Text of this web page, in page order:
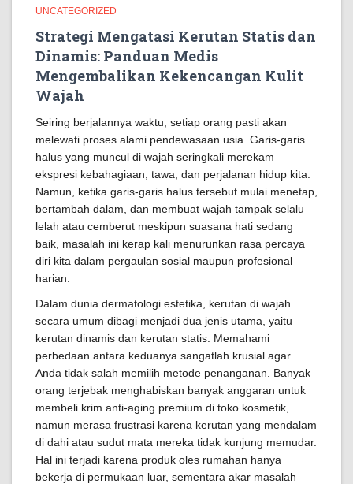
UNCATEGORIZED
Strategi Mengatasi Kerutan Statis dan
Dinamis: Panduan Medis
Mengembalikan Kekencangan Kulit
Wajah
Seiring berjalannya waktu, setiap orang pasti akan
melewati proses alami pendewasaan usia. Garis-garis
halus yang muncul di wajah seringkali merekam
ekspresi kebahagiaan, tawa, dan perjalanan hidup kita.
Namun, ketika garis-garis halus tersebut mulai menetap,
bertambah dalam, dan membuat wajah tampak selalu
lelah atau cemberut meskipun suasana hati sedang
baik, masalah ini kerap kali menurunkan rasa percaya
diri kita dalam pergaulan sosial maupun profesional
harian.
Dalam dunia dermatologi estetika, kerutan di wajah
secara umum dibagi menjadi dua jenis utama, yaitu
kerutan dinamis dan kerutan statis. Memahami
perbedaan antara keduanya sangatlah krusial agar
Anda tidak salah memilih metode penanganan. Banyak
orang terjebak menghabiskan banyak anggaran untuk
membeli krim anti-aging premium di toko kosmetik,
namun merasa frustrasi karena kerutan yang mendalam
di dahi atau sudut mata mereka tidak kunjung memudar.
Hal ini terjadi karena produk oles rumahan hanya
bekerja di permukaan luar, sementara akar masalah